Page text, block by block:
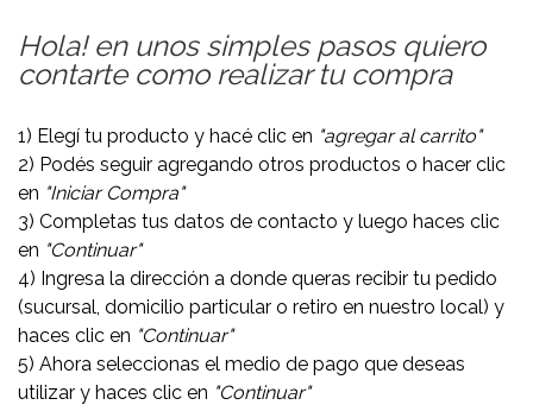
Hola! en unos simples pasos quiero
contarte como realizar tu compra
1) Elegí tu producto y hacé clic en "agregar al carrito"
2) Podés seguir agregando otros productos o hacer clic
en "Iniciar Compra"
3) Completas tus datos de contacto y luego haces clic
en "Continuar"
4) Ingresa la dirección a donde queras recibir tu pedido
(sucursal, domicilio particular o retiro en nuestro local) y
haces clic en "Continuar"
5) Ahora seleccionas el medio de pago que deseas
utilizar y haces clic en "Continuar"